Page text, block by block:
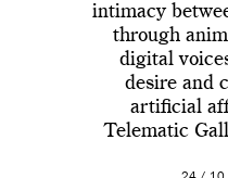
intimacy
through
digital
desire and
artificial
Telematic